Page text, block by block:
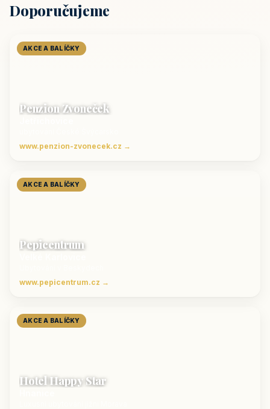
Doporučujeme
AKCE A BALÍČKY
Penzion Zvoneček
www.penzion-zvonecek.cz →
AKCE A BALÍČKY
Pepicentrum
www.pepicentrum.cz →
AKCE A BALÍČKY
Hotel Happy Star